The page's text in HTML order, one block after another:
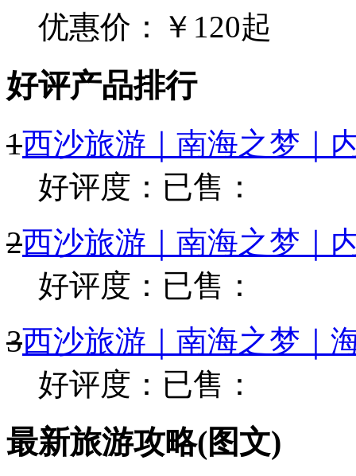
优惠价：￥120起
好评产品排行
1西沙旅游｜南海之梦｜
好评度： 已售：
2西沙旅游｜南海之梦｜
好评度： 已售：
3西沙旅游｜南海之梦｜
好评度： 已售：
最新旅游攻略(图文)